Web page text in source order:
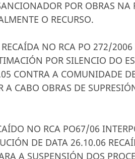
POR OBRAS
O RECURSO.
NO RCA PO 272/
POR SILENCIO DO
CONTRA A COMUNIDADE
A CABO OBRAS DE
NO RCA PO67/06
DE DATA 26.10.06
A SUSPENSIÓN DOS